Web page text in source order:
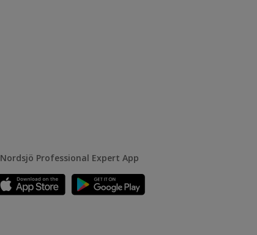
Nordsjö Professional Expert App